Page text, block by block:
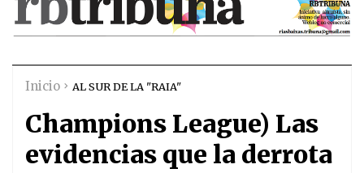
Inicio AL SUR DE LA "RAIA"
Champions League) Las
evidencias que la derrota